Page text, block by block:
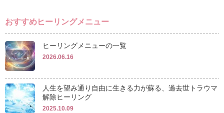
おすすめヒーリングメニュー
ヒーリングメニューの一覧
2026.06.16
人生を望み通り自由に生きる力が蘇る、過去世トラウマ
解除ヒーリング
2025.10.09